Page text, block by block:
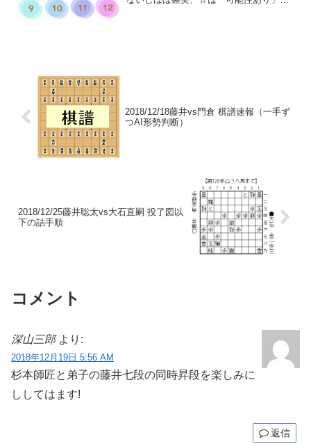
2018/12/18藤井vs門倉 棋譜速報（一手ず
つAI形勢判断）
2018/12/25藤井聡太vs大石直嗣 投了図以
下の詰手順
コメント
深山三郎 より:
2018年12月19日 5:56 AM
杉本師匠と弟子の藤井七段の同時昇段を楽しみに
ししてはます!
返信